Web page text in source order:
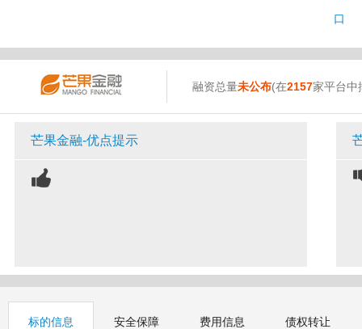
口
融资总量未公布(在2157家平台中
芒果金融-优点提示
标的信息 安全保障 费用信息 债权转让